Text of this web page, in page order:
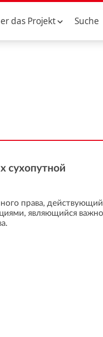
das Projekt Suche
сухопутной
права, действующий
являющийся